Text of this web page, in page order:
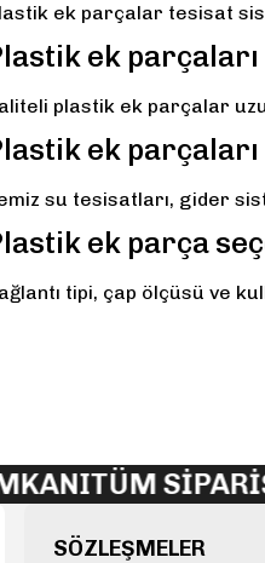
ek parçalar tesisat
ek parçaları
plastik ek parçalar
ek
su tesisatları, gider
ek parça
tipi, çap ölçüsü ve
TÜM
SÖZLEŞMELER